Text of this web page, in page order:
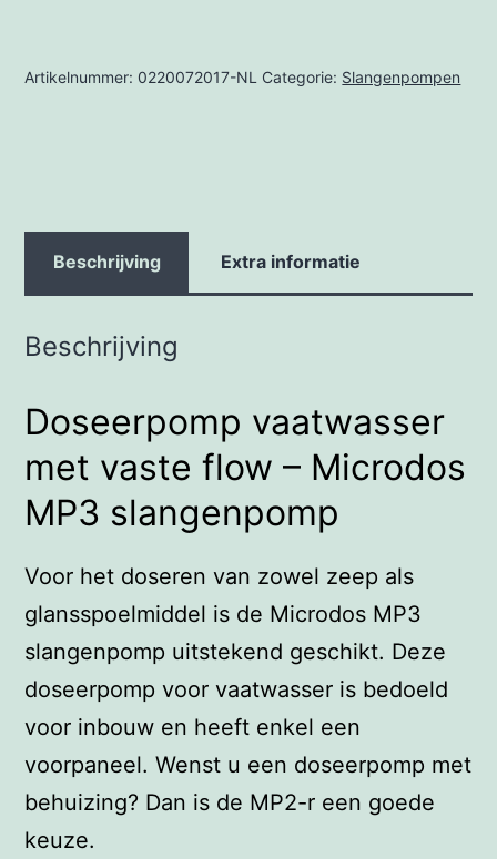
Artikelnummer: 0220072017-NL Categorie: Slangenpompen
Beschrijving Extra informatie
Beschrijving
Doseerpomp vaatwasser
met vaste flow – Microdos
MP3 slangenpomp
Voor het doseren van zowel zeep als
glansspoelmiddel is de Microdos MP3
slangenpomp uitstekend geschikt. Deze
doseerpomp voor vaatwasser is bedoeld
voor inbouw en heeft enkel een
voorpaneel. Wenst u een doseerpomp met
behuizing? Dan is de MP2-r een goede
keuze.